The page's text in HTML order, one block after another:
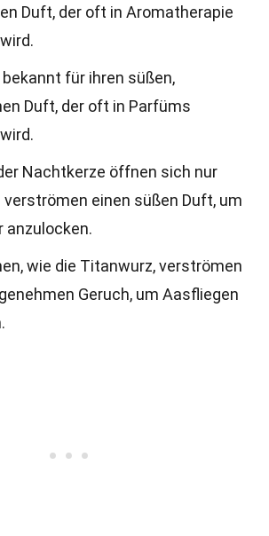
Duft, der oft in Aromatherapie
für ihren süßen,
Duft, der oft in Parfüms
Nachtkerze öffnen sich nur
einen süßen Duft, um
wie die Titanwurz, verströmen
Geruch, um Aasfliegen